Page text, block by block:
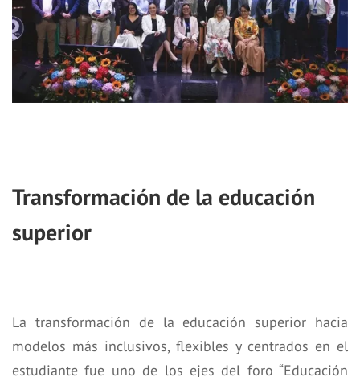
Transformación de la educación
superior
La transformación de la educación superior hacia
modelos más inclusivos, flexibles y centrados en el
estudiante fue uno de los ejes del foro “Educación